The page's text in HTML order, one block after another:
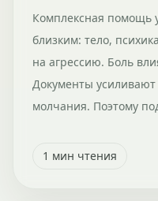
Комплексная помощь
близким: тело,
на агрессию. Боль
Документы усиливают
молчания. Поэтому
1 мин чтения